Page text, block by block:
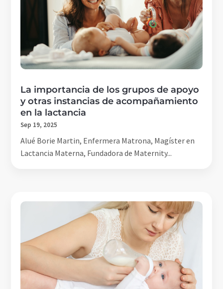
La importancia de los grupos de apoyo
y otras instancias de acompañamiento
en la lactancia
Sep 19, 2025
Alué Borie Martin, Enfermera Matrona, Magíster en
Lactancia Materna, Fundadora de Maternity...